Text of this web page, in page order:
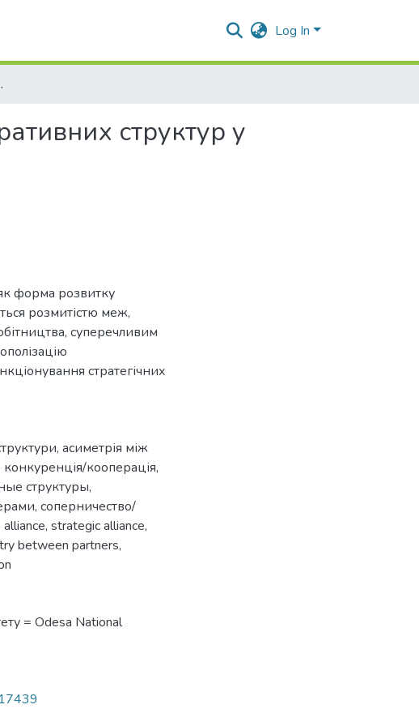
Log In
економіці
структур у
як форма розвитку
розмитістю меж,
суперечливим
стратегічних
, асиметрія між
конкуренція/кооперація,
структуры,
, соперничество/
alliance, strategic alliance,
between partners,
= Odesa National